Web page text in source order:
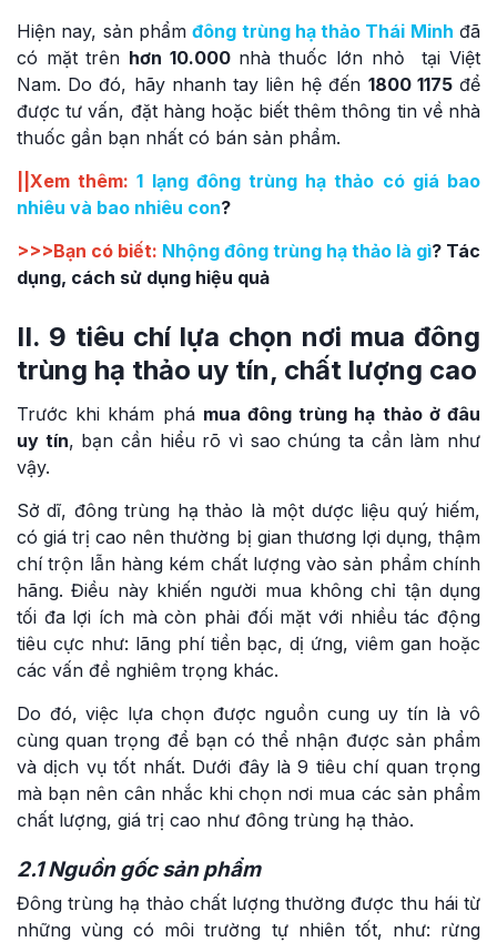
Hiện nay, sản phẩmđông trùng hạ thảo Thái Minh đã
có mặt trên hơn 10.000 nhà thuốc lớn nhỏ tại Việt
Nam. Do đó, hãy nhanh tay liên hệ đến 1800 1175để
được tư vấn, đặt hàng hoặc biết thêm thông tin về nhà
thuốc gần bạn nhất có bán sản phẩm.
||Xem thêm: 1 lạng đông trùng hạ thảo có giá bao
nhiêu và bao nhiêu con?
>>>Bạn có biết: Nhộng đông trùng hạ thảo là gì? Tác
dụng, cách sử dụng hiệu quả
II. 9 tiêu chí lựa chọn nơi mua đông
trùng hạ thảo uy tín, chất lượng cao
Trước khi khám phá mua đông trùng hạ thảo ở đâu
uy tín, bạn cần hiểu rõ vì sao chúng ta cần làm như
vậy.
Sở dĩ, đông trùng hạ thảo là một dược liệu quý hiếm,
có giá trị cao nên thường bị gian thương lợi dụng, thậm
chí trộn lẫn hàng kém chất lượng vào sản phẩm chính
hãng. Điều này khiến người mua không chỉ tận dụng
tối đa lợi ích mà còn phải đối mặt với nhiều tác động
tiêu cực như: lãng phí tiền bạc, dị ứng, viêm gan hoặc
các vấn đề nghiêm trọng khác.
Do đó, việc lựa chọn được nguồn cung uy tín là vô
cùng quan trọng để bạn có thể nhận được sản phẩm
và dịch vụ tốt nhất. Dưới đây là 9 tiêu chí quan trọng
mà bạn nên cân nhắc khi chọn nơi mua các sản phẩm
chất lượng, giá trị cao như đông trùng hạ thảo.
2.1 Nguồn gốc sản phẩm
Đông trùng hạ thảo chất lượng thường được thu hái từ
những vùng có môi trường tự nhiên tốt, như: rừng